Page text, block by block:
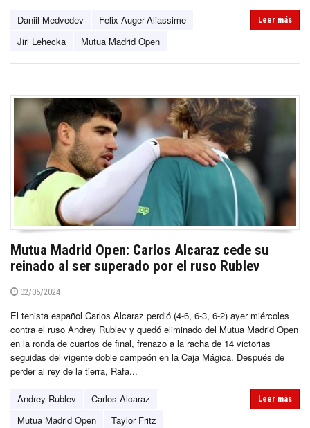
Daniil Medvedev
Felix Auger-Aliassime
Jiri Lehecka
Mutua Madrid Open
Leer más
Mutua Madrid Open: Carlos Alcaraz cede su
reinado al ser superado por el ruso Rublev
02/05/2024
El tenista español Carlos Alcaraz perdió (4-6, 6-3, 6-2) ayer miércoles
contra el ruso Andrey Rublev y quedó eliminado del Mutua Madrid Open
en la ronda de cuartos de final, frenazo a la racha de 14 victorias
seguidas del vigente doble campeón en la Caja Mágica. Después de
perder al rey de la tierra, Rafa...
Andrey Rublev
Carlos Alcaraz
Mutua Madrid Open
Taylor Fritz
Leer más